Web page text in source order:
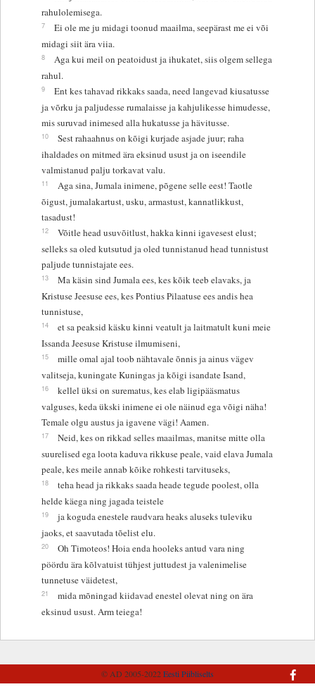
rahulolemisega.
7
Ei ole me ju midagi toonud maailma, seepärast me ei või
midagi siit ära viia.
8
Aga kui meil on peatoidust ja ihukatet, siis olgem sellega
rahul.
9
Ent kes tahavad rikkaks saada, need langevad kiusatusse
ja võrku ja paljudesse rumalaisse ja kahjulikesse himudesse,
mis suruvad inimesed alla hukatusse ja hävitusse.
10
Sest rahaahnus on kõigi kurjade asjade juur; raha
ihaldades on mitmed ära eksinud usust ja on iseendile
valmistanud palju torkavat valu.
11
Aga sina, Jumala inimene, põgene selle eest! Taotle
õigust, jumalakartust, usku, armastust, kannatlikkust,
tasadust!
12
Võitle head usuvõitlust, hakka kinni igavesest elust;
selleks sa oled kutsutud ja oled tunnistanud head tunnistust
paljude tunnistajate ees.
13
Ma käsin sind Jumala ees, kes kõik teeb elavaks, ja
Kristuse Jeesuse ees, kes Pontius Pilaatuse ees andis hea
tunnistuse,
14
et sa peaksid käsku kinni veatult ja laitmatult kuni meie
Issanda Jeesuse Kristuse ilmumiseni,
15
mille omal ajal toob nähtavale õnnis ja ainus vägev
valitseja, kuningate Kuningas ja kõigi isandate Isand,
16
kellel üksi on surematus, kes elab ligipääsmatus
valguses, keda ükski inimene ei ole näinud ega võigi näha!
Temale olgu austus ja igavene vägi! Aamen.
17
Neid, kes on rikkad selles maailmas, manitse mitte olla
suurelised ega loota kaduva rikkuse peale, vaid elava Jumala
peale, kes meile annab kõike rohkesti tarvituseks,
18
teha head ja rikkaks saada heade tegude poolest, olla
helde käega ning jagada teistele
19
ja koguda enestele raudvara heaks aluseks tuleviku
jaoks, et saavutada tõelist elu.
20
Oh Timoteos! Hoia enda hooleks antud vara ning
pöördu ära kõlvatuist tühjest juttudest ja valenimelise
tunnetuse väidetest,
21
mida mõningad kiidavad enestel olevat ning on ära
eksinud usust. Arm teiega!
© AD 2005-2022Eesti Piibliselts